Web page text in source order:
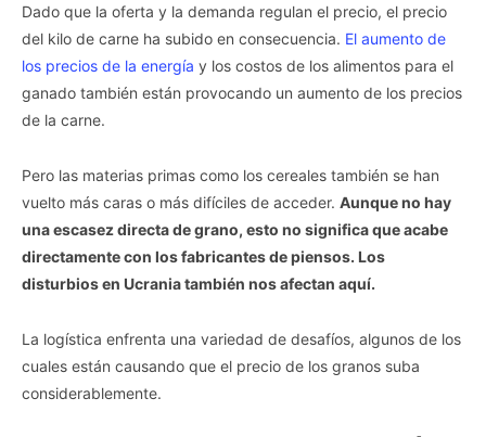
Dado que la oferta y la demanda regulan el precio, el precio
del kilo de carne ha subido en consecuencia. El aumento de
los precios de la energía y los costos de los alimentos para el
ganado también están provocando un aumento de los precios
de la carne.
Pero las materias primas como los cereales también se han
vuelto más caras o más difíciles de acceder. Aunque no hay
una escasez directa de grano, esto no significa que acabe
directamente con los fabricantes de piensos. Los
disturbios en Ucrania también nos afectan aquí.
La logística enfrenta una variedad de desafíos, algunos de los
cuales están causando que el precio de los granos suba
considerablemente.